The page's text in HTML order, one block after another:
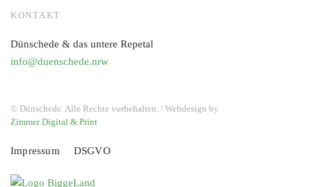
KONTAKT
Dünschede & das untere Repetal
info@duenschede.nrw
© Dünschede. Alle Rechte vorbehalten. ǀ Webdesign by
Zimmer Digital & Print
Impressum DSGVO